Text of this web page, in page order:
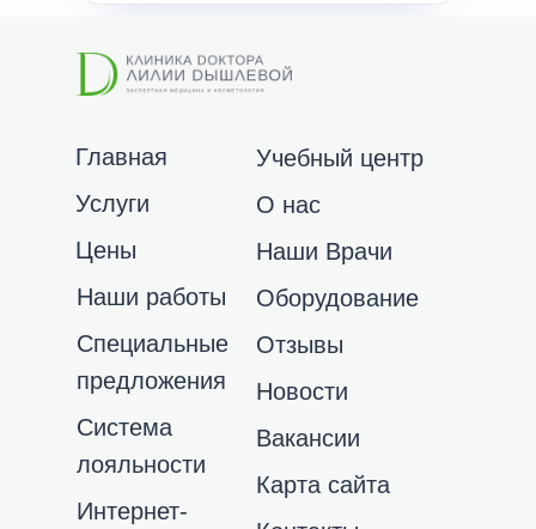
Вакансии
Наши работы
Новости
Система
лояльности
Интернет-
Отзывы
Оборудование
Наши Врачи
О нас
Специальные
предложения
Цены
Услуги
Главная Учебный центр
Карта сайта